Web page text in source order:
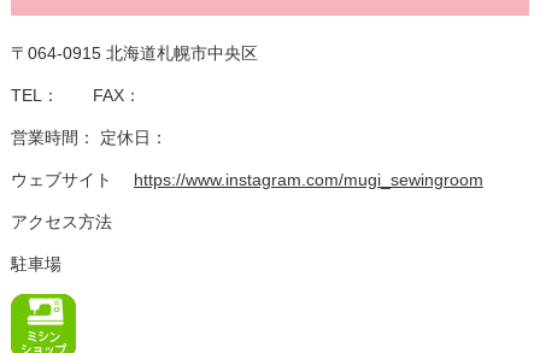
〒064-0915 北海道札幌市中央区
TEL： FAX：
営業時間： 定休日：
ウェブサイト https://www.instagram.com/mugi_sewingroom
アクセス方法
駐車場